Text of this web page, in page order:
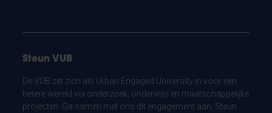
Steun VUB
De VUB zet zich als Urban Engaged University in voor een
betere wereld via onderzoek, onderwijs en maatschappelijke
projecten. Ga samen met ons dit engagement aan. Steun